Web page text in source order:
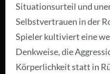
Situationsurteil und
Selbstvertrauen in der
Spieler kultiviert eine
Denkweise, die
Körperlichkeit statt in